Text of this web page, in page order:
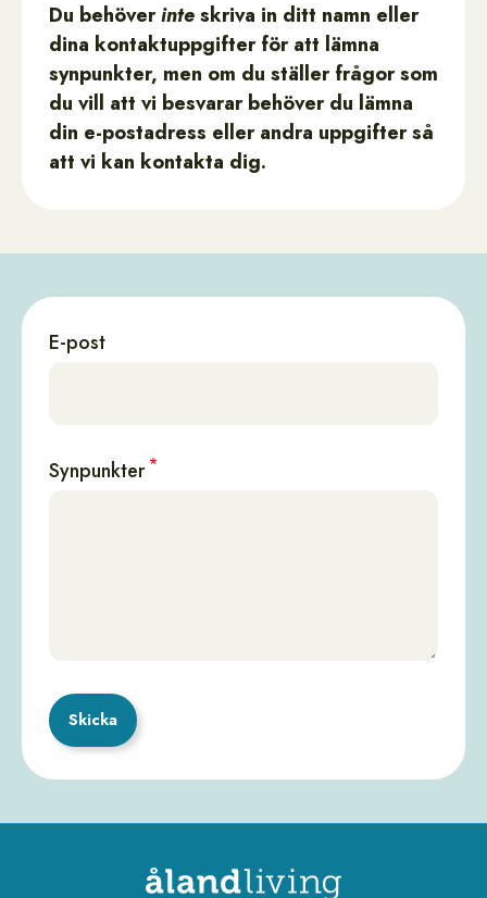
Du behöverinteskriva in ditt namn eller
dina kontaktuppgifter för att lämna
synpunkter, men om du ställer frågor som
du vill att vi besvarar behöver du lämna
din e-postadress eller andra uppgifter så
att vi kan kontakta dig.
E-post
Synpunkter